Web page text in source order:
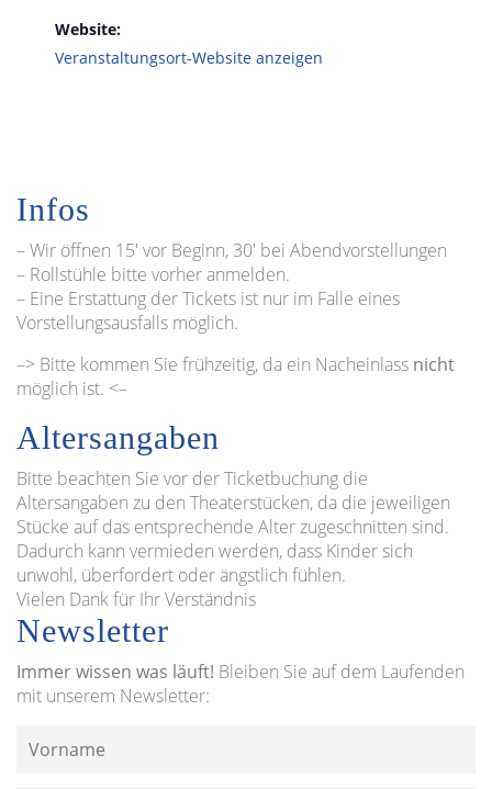
Website:
Veranstaltungsort-Website anzeigen
Infos
– Wir öffnen 15′ vor Beginn, 30′ bei Abendvorstellungen
– Rollstühle bitte vorher anmelden.
– Eine Erstattung der Tickets ist nur im Falle eines
Vorstellungsausfalls möglich.
–> Bitte kommen Sie frühzeitig, da ein Nacheinlass nicht
möglich ist. <–
Altersangaben
Bitte beachten Sie vor der Ticketbuchung die
Altersangaben zu den Theaterstücken, da die jeweiligen
Stücke auf das entsprechende Alter zugeschnitten sind.
Dadurch kann vermieden werden, dass Kinder sich
unwohl, überfordert oder ängstlich fühlen.
Vielen Dank für Ihr Verständnis
Newsletter
Immer wissen was läuft! Bleiben Sie auf dem Laufenden
mit unserem Newsletter: